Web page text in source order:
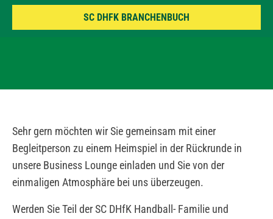
SC DHFK BRANCHENBUCH
Sehr gern möchten wir Sie gemeinsam mit einer
Begleitperson zu einem Heimspiel in der Rückrunde in
unsere Business Lounge einladen und Sie von der
einmaligen Atmosphäre bei uns überzeugen.
Werden Sie Teil der SC DHfK Handball- Familie und